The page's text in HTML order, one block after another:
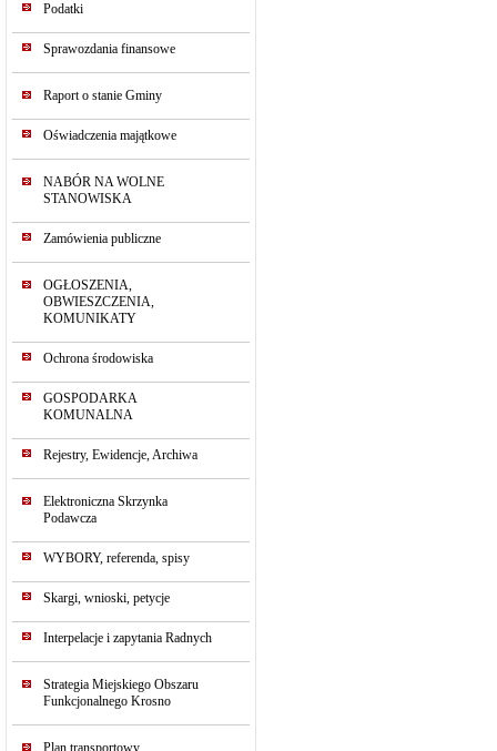
Podatki
Sprawozdania finansowe
Raport o stanie Gminy
Oświadczenia majątkowe
NABÓR NA WOLNE
STANOWISKA
Zamówienia publiczne
OGŁOSZENIA,
OBWIESZCZENIA,
KOMUNIKATY
Ochrona środowiska
GOSPODARKA
KOMUNALNA
Rejestry, Ewidencje, Archiwa
Elektroniczna Skrzynka
Podawcza
WYBORY, referenda, spisy
Skargi, wnioski, petycje
Interpelacje i zapytania Radnych
Strategia Miejskiego Obszaru
Funkcjonalnego Krosno
Plan transportowy